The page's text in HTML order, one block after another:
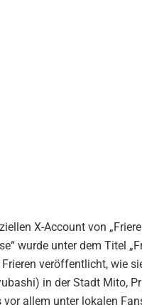
X-Account von
wurde unter dem Titel
veröffentlicht, wie
in der Stadt Mito,
vor allem unter lokalen